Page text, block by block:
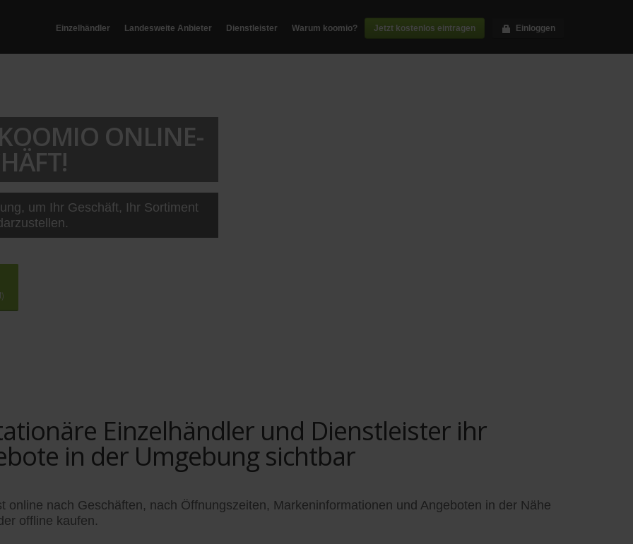
Einzelhändler Landesweite Anbieter Dienstleister Warum koomio? Jetzt kostenlos eintragen Einloggen
ONLINE-
um Ihr Geschäft, Ihr Sortiment
Einzelhändler und Dienstleister ihr
in der Umgebung sichtbar
online nach Geschäften, nach Öffnungszeiten, Markeninformationen und Angeboten in der Nähe
offline kaufen.